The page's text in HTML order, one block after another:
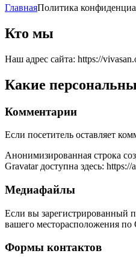
ГлавнаяПолитика
Кто мы
Наш адрес сайта: https://
Какие
Комментарии
Если посетитель оставляет
Анонимизированная строка
Gravatar доступна здесь:
Медиафайлы
Если вы зарегистрированный
вашего месторасположения по
Формы контактов